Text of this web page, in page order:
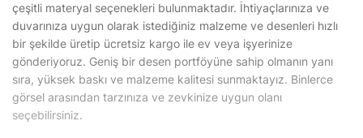
çeşitli materyal seçenekleri bulunmaktadır. İhtiyaçlarınıza ve
duvarınıza uygun olarak istediğiniz malzeme ve desenleri hızlı
bir şekilde üretip ücretsiz kargo ile ev veya işyerinize
gönderiyoruz. Geniş bir desen portföyüne sahip olmanın yanı
sıra, yüksek baskı ve malzeme kalitesi sunmaktayız. Binlerce
görsel arasından tarzınıza ve zevkinize uygun olanı
seçebilirsiniz.